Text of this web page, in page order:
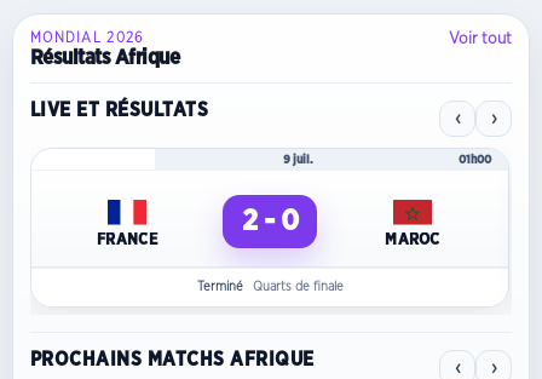
MONDIAL 2026
Résultats Afrique
Voir tout
LIVE ET RÉSULTATS ‹ ›
9 juil. 01h00
FRANCE
2 - 0
MAROC
Terminé Quarts de finale
PROCHAINS MATCHS AFRIQUE ‹ ›